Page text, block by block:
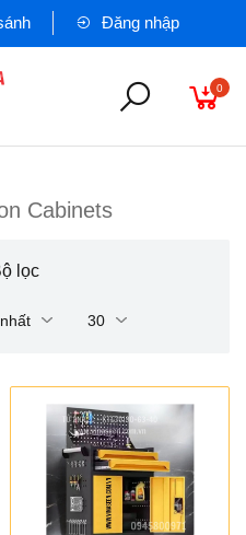
Đăng nhập
0
Cabinets
lọc
30